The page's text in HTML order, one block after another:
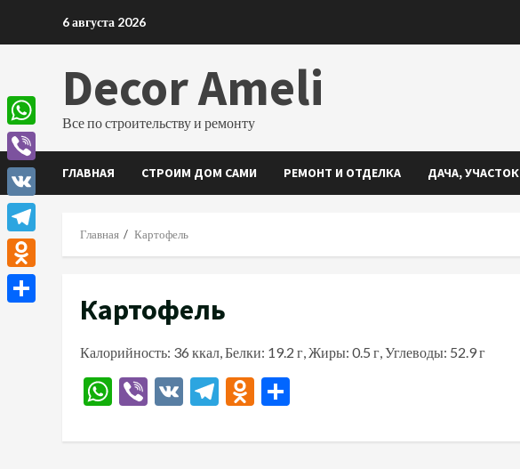
6 августа 2026
Decor Ameli
Все по строительству и ремонту
ГЛАВНАЯ СТРОИМ ДОМ САМИ РЕМОНТ И ОТДЕЛКА ДАЧА, УЧАСТОК
Главная Картофель
Картофель
Калорийность: 36 ккал, Белки: 19.2 г, Жиры: 0.5 г, Углеводы: 52.9 г
WhatsApp
Viber
VK Telegram
Odnoklassniki
WhatsApp
Viber
VK
Telegram
Odnoklassniki